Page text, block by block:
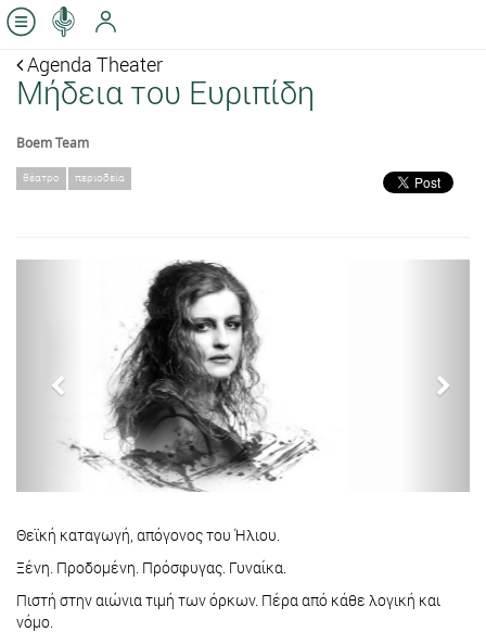
Agenda Theater
Μήδεια του Ευριπίδη
Boem Team
θέατρο περιοδεία
Θεϊκή καταγωγή, απόγονος του Ήλιου.
Ξένη. Προδομένη. Πρόσφυγας. Γυναίκα.
Πιστή στην αιώνια τιμή των όρκων. Πέρα από κάθε λογική και
νόμο.